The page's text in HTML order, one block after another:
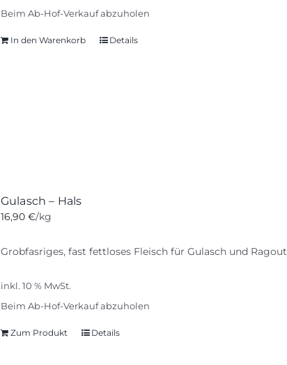
Produktseite
gewählt
Beim Ab-Hof-Verkauf abzuholen
In den Warenkorb Details
Gulasch – Hals
16,90 €/kg
Grobfasriges, fast fettloses Fleisch für Gulasch und Ragout
inkl. 10 % MwSt.
Beim Ab-Hof-Verkauf abzuholen
Zum Produkt Details